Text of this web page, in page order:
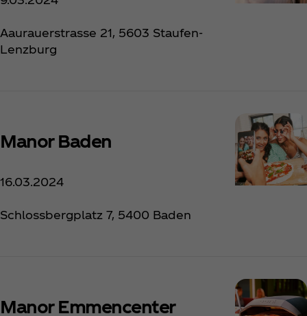
Aaurauerstrasse 21, 5603 Staufen-
Lenzburg
Manor Baden
16.03.2024
Schlossbergplatz 7, 5400 Baden
Manor Emmencenter